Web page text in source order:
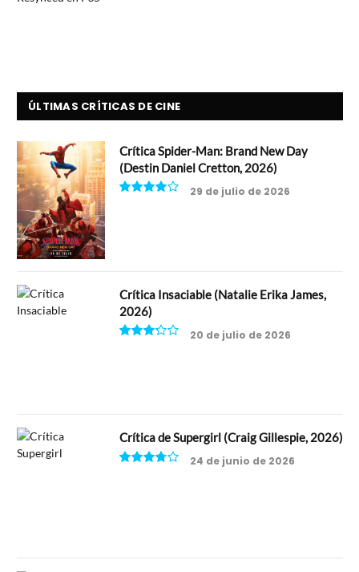
ÚLTIMAS CRÍTICAS DE CINE
Crítica Spider-Man: Brand New Day
(Destin Daniel Cretton, 2026)
29 de julio de 2026
Crítica Insaciable (Natalie Erika James,
2026)
20 de julio de 2026
Crítica de Supergirl (Craig Gillespie, 2026)
24 de junio de 2026